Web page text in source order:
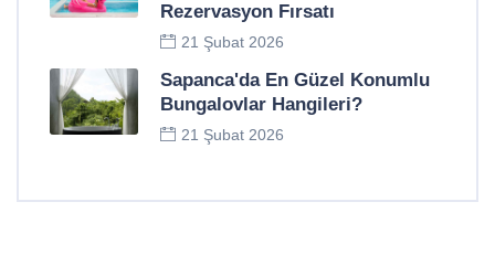
Rezervasyon Fırsatı
21 Şubat 2026
Sapanca'da En Güzel Konumlu
Bungalovlar Hangileri?
21 Şubat 2026